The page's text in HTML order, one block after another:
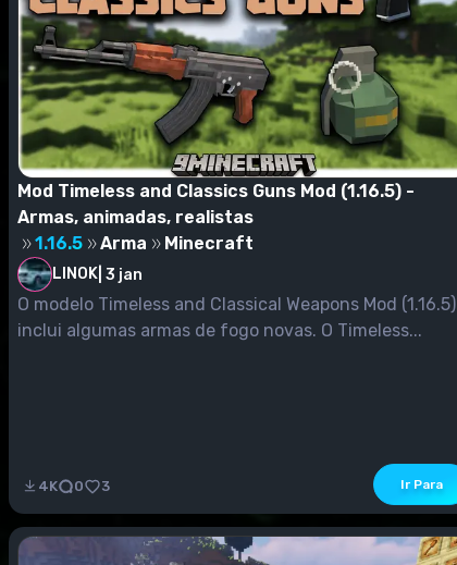
Mod Timeless and Classics Guns Mod (1.16.5) -
Armas, animadas, realistas
1.16.5
Arma Minecraft
LINOK 3 jan
O modelo Timeless and Classical Weapons Mod (1.16.5)
inclui algumas armas de fogo novas. O Timeless...
4K 0 3 Ir Para